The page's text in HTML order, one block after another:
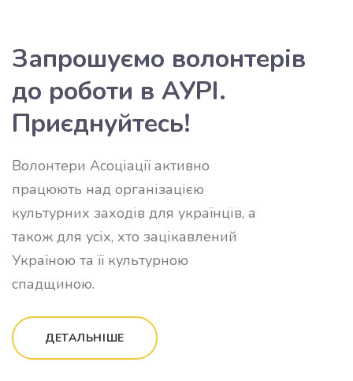
Запрошуємо волонтерів
до роботи в АУРІ.
Приєднуйтесь!
Волонтери Асоціації активно
працюють над організацією
культурних заходів для українців, а
також для усіх, хто зацікавлений
Україною та її культурною
спадщиною.
ДЕТАЛЬНІШЕ